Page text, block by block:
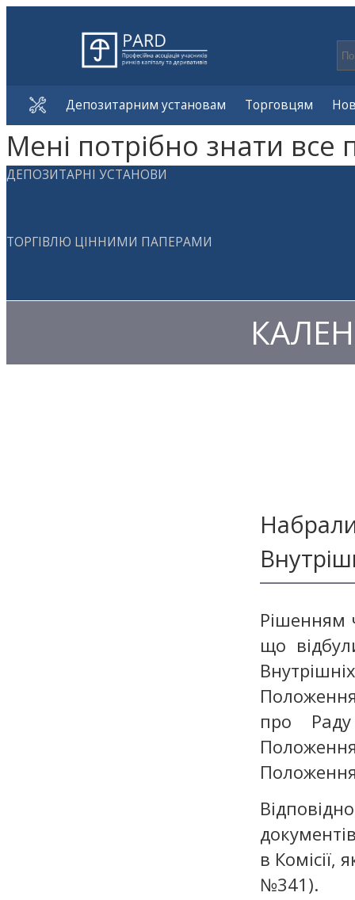
Депозитарним установам Торговцям
Мені потрібно знати все
ДЕПОЗИТАРНІ УСТАНОВИ
ТОРГІВЛЮ ЦІННИМИ ПАПЕРАМИ
Рішенням
що
про
в
№341).